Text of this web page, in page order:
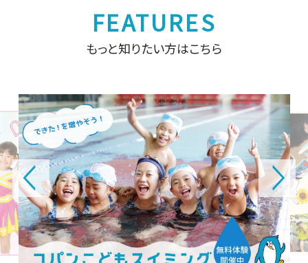
もっと知りたい方はこちら